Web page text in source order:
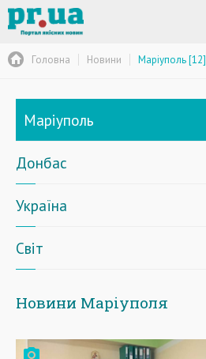
Головна Новини Маріуполь [12]
Маріуполь
Донбас
Україна
Світ
Новини Маріуполя